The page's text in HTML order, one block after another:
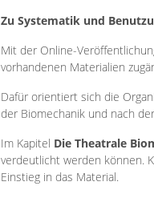
Zu Systematik und
Mit der Online-
vorhandenen Materialien
Dafür orientiert sich die
der Biomechanik und nach
Im Kapitel Die Theatrale
verdeutlicht werden können.
Einstieg in das Material.